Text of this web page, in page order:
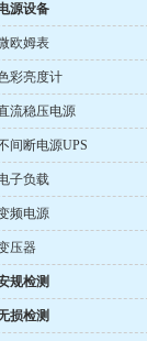
源设备
欧姆表
彩亮度计
流稳压电源
间断电源UPS
子负载
频电源
压器
规检测
损检测